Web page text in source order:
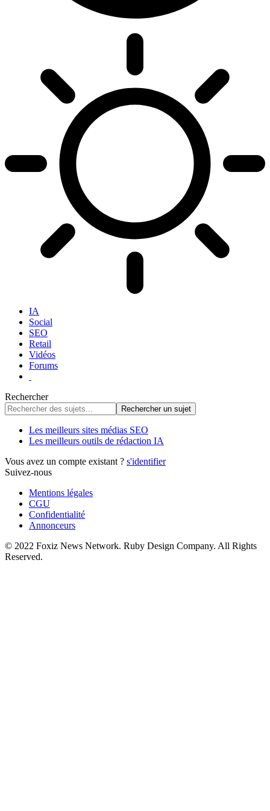
IA
Social
SEO
Retail
Vidéos
Forums
Rechercher
Les meilleurs sites médias SEO
Les meilleurs outils de rédaction IA
Vous avez un compte existant ? s'identifier
Suivez-nous
Mentions légales
CGU
Confidentialité
Annonceurs
© 2022 Foxiz News Network. Ruby Design Company. All Rights
Reserved.